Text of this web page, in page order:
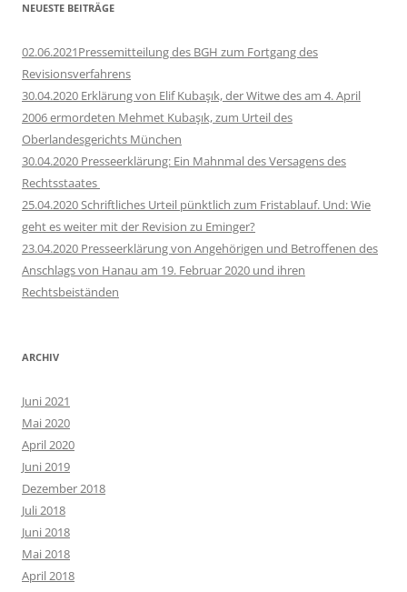
NEUESTE BEITRÄGE
02.06.2021Pressemitteilung des BGH zum Fortgang des
Revisionsverfahrens
30.04.2020 Erklärung von Elif Kubaşık, der Witwe des am 4. April
2006 ermordeten Mehmet Kubaşık, zum Urteil des
Oberlandesgerichts München
30.04.2020 Presseerklärung: Ein Mahnmal des Versagens des
Rechtsstaates
25.04.2020 Schriftliches Urteil pünktlich zum Fristablauf. Und: Wie
geht es weiter mit der Revision zu Eminger?
23.04.2020 Presseerklärung von Angehörigen und Betroffenen des
Anschlags von Hanau am 19. Februar 2020 und ihren
Rechtsbeiständen
ARCHIV
Juni 2021
Mai 2020
April 2020
Juni 2019
Dezember 2018
Juli 2018
Juni 2018
Mai 2018
April 2018